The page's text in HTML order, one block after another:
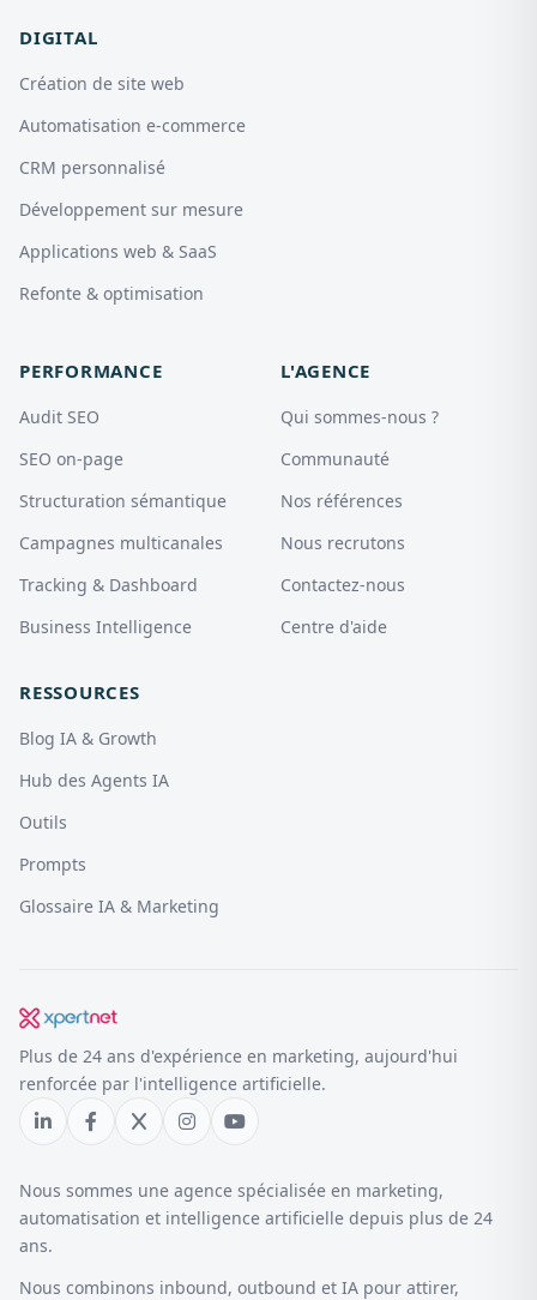
DIGITAL
Création de site web
Automatisation e-commerce
CRM personnalisé
Développement sur mesure
Applications web & SaaS
Refonte & optimisation
PERFORMANCE
Audit SEO
SEO on-page
Structuration sémantique
Campagnes multicanales
Tracking & Dashboard
Business Intelligence
L'AGENCE
Qui sommes-nous ?
Communauté
Nos références
Nous recrutons
Contactez-nous
Centre d'aide
RESSOURCES
Blog IA & Growth
Hub des Agents IA
Outils
Prompts
Glossaire IA & Marketing
Plus de 24 ans d'expérience en marketing, aujourd'hui
renforcée par l'intelligence artificielle.
Nous sommes une agence spécialisée en marketing,
automatisation et intelligence artificielle depuis plus de 24
ans.
Nous combinons inbound, outbound et IA pour attirer,